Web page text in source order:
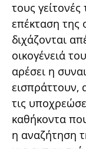
τους
επέκταση της
διχάζονται
οικογένειά
αρέσει η
εισπράττουν,
τις
καθήκοντα
η αναζήτηση